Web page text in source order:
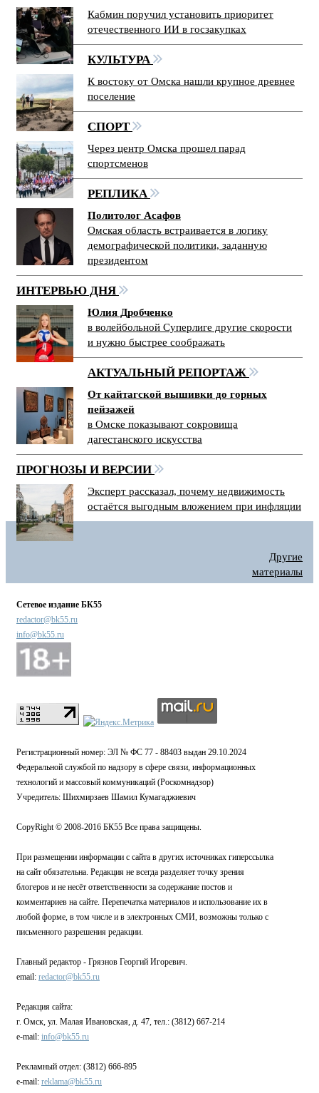
Кабмин поручил установить приоритет
отечественного ИИ в госзакупках
КУЛЬТУРА
К востоку от Омска нашли крупное древнее
поселение
СПОРТ
Через центр Омска прошел парад
спортсменов
РЕПЛИКА
Политолог Асафов
Омская область встраивается в логику
демографической политики, заданную
президентом
ИНТЕРВЬЮ ДНЯ
Юлия Дробченко
в волейбольной Суперлиге другие скорости
и нужно быстрее соображать
АКТУАЛЬНЫЙ РЕПОРТАЖ
От кайтагской вышивки до горных
пейзажей
в Омске показывают сокровища
дагестанского искусства
ПРОГНОЗЫ И ВЕРСИИ
Эксперт рассказал, почему недвижимость
остаётся выгодным вложением при инфляции
Другие
материалы
Сетевое издание БК55
redactor@bk55.ru
info@bk55.ru
Регистрационный номер: ЭЛ № ФС 77 - 88403 выдан 29.10.2024
Федеральной службой по надзору в сфере связи, информационных
технологий и массовый коммуникаций (Роскомнадзор)
Учредитель: Шихмирзаев Шамил Кумагаджиевич
CopyRight © 2008-2016 БК55 Все права защищены.
При размещении информации с сайта в других источниках гиперссылка
на сайт обязательна. Редакция не всегда разделяет точку зрения
блогеров и не несёт ответственности за содержание постов и
комментариев на сайте. Перепечатка материалов и использование их в
любой форме, в том числе и в электронных СМИ, возможны только с
письменного разрешения редакции.
Главный редактор - Грязнов Георгий Игоревич.
email: redactor@bk55.ru
Редакция сайта:
г. Омск, ул. Малая Ивановская, д. 47, тел.: (3812) 667-214
e-mail: info@bk55.ru
Рекламный отдел: (3812) 666-895
e-mail: reklama@bk55.ru